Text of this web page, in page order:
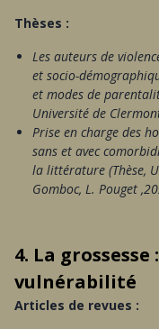
Thèses :
Les auteurs de
et socio-
et modes de
Université de
Prise en charge des
sans et avec
la littérature (Thèse,
Gomboc, L. Pouget
4. La
vulnérabilité
Articles de revues :